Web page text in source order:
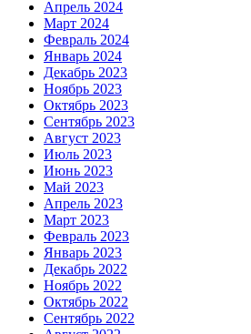
Апрель 2024
Март 2024
Февраль 2024
Январь 2024
Декабрь 2023
Ноябрь 2023
Октябрь 2023
Сентябрь 2023
Август 2023
Июль 2023
Июнь 2023
Май 2023
Апрель 2023
Март 2023
Февраль 2023
Январь 2023
Декабрь 2022
Ноябрь 2022
Октябрь 2022
Сентябрь 2022